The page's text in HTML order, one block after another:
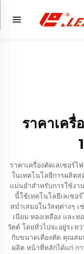
ราคาเครื่
ราคาเครื่องตัดเลเซอร์
ในเทคโนโลยีการผลิต
แม่นยำสำหรับการใช้ง
นี้ใช้เทคโนโลยีเลเซอ
สม่ำเสมอในวัสดุต่างๆ
เนียม ทองเหลือง และท
วัตต์ โดยทั่วไปจะอยู่ระห
กับขนาดเตียงตัด คุณส
ผลิต หน้าที่หลักได้แก่ ก